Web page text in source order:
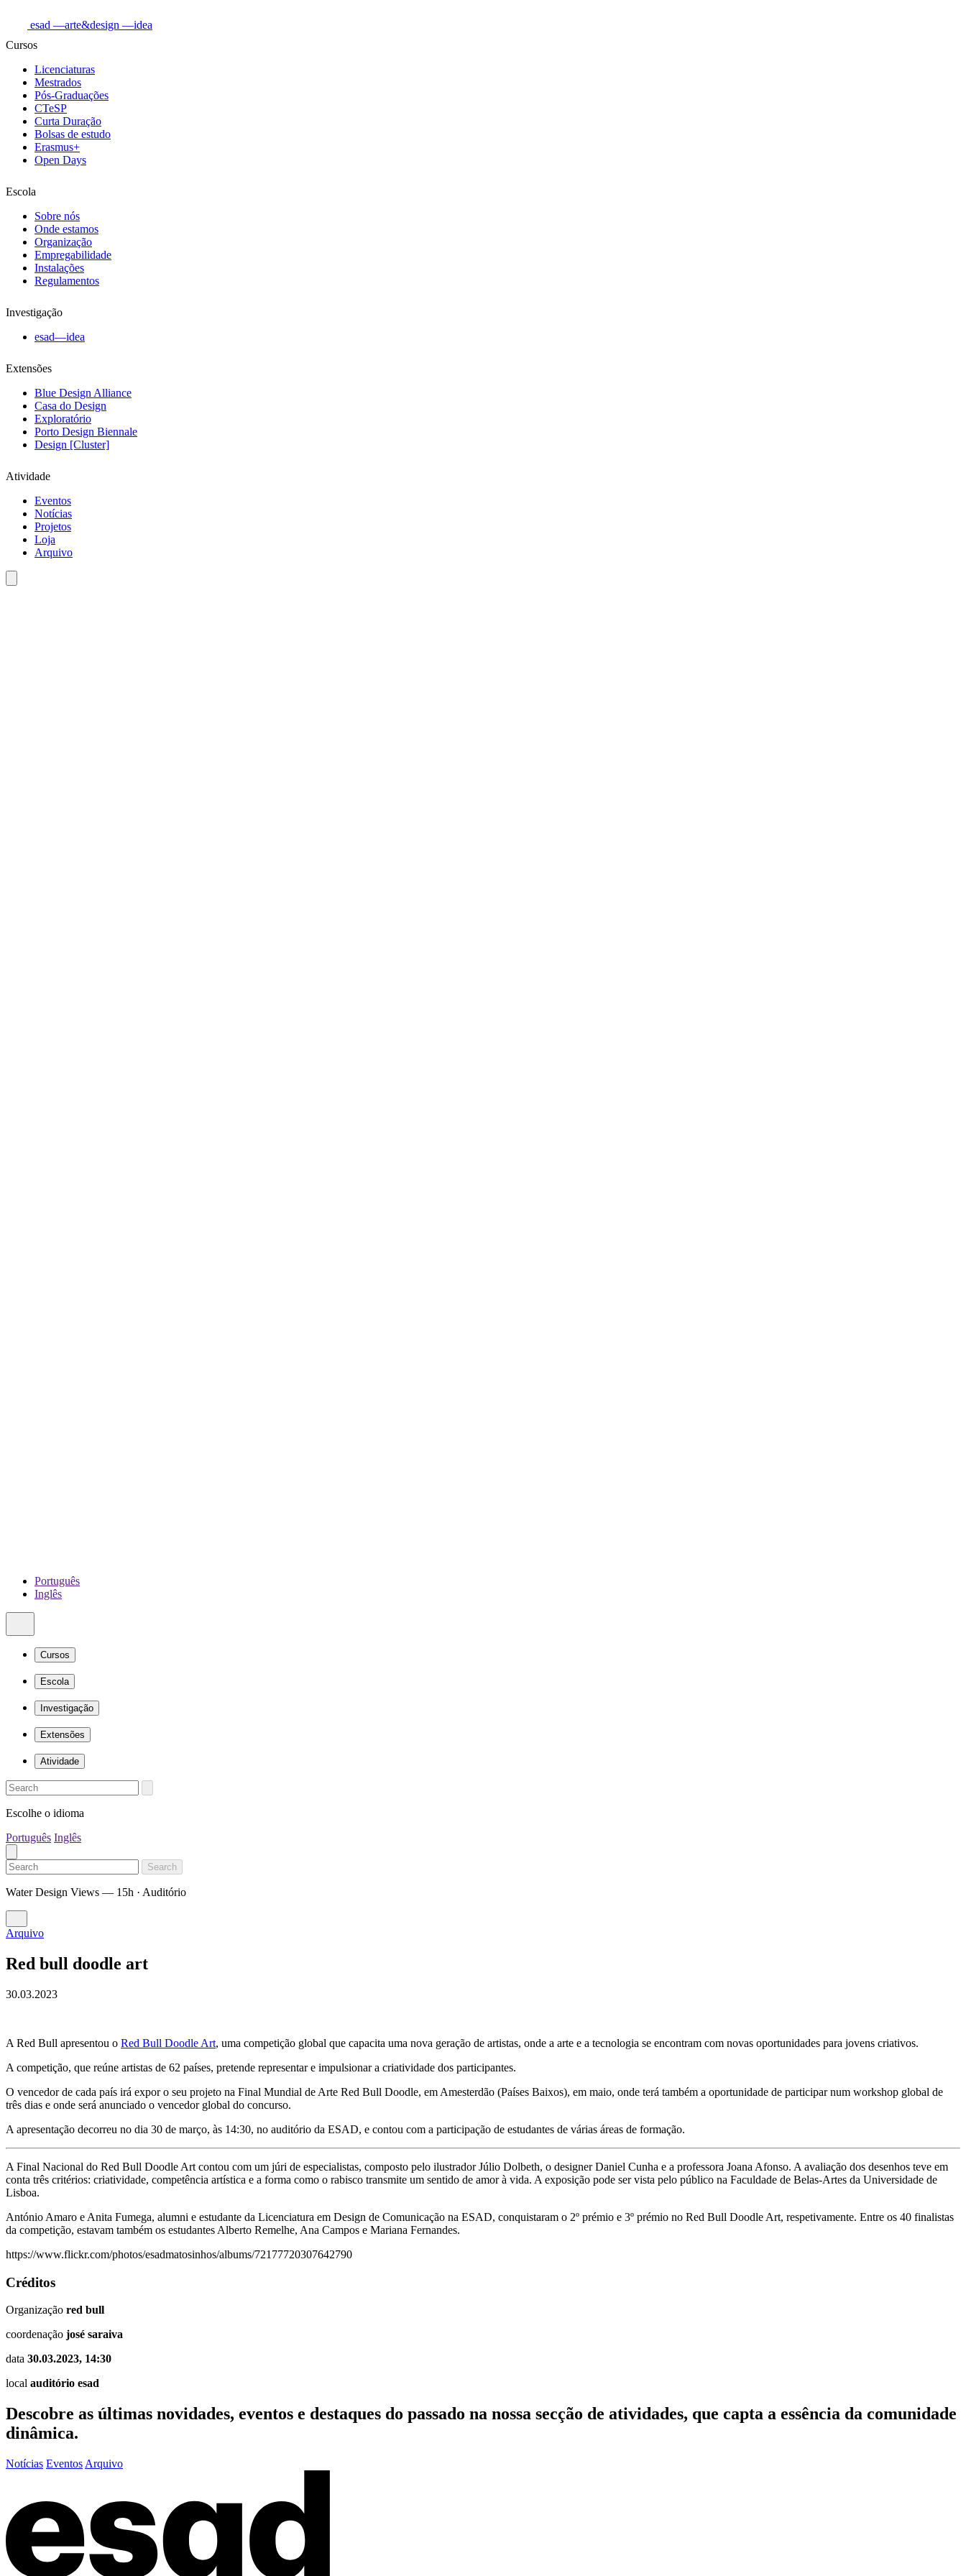
esad —arte&design —idea
Cursos
Licenciaturas
Mestrados
Pós-Graduações
CTeSP
Curta Duração
Bolsas de estudo
Erasmus+
Open Days
Escola
Sobre nós
Onde estamos
Organização
Empregabilidade
Instalações
Regulamentos
Investigação
esad—idea
Extensões
Blue Design Alliance
Casa do Design
Exploratório
Porto Design Biennale
Design [Cluster]
Atividade
Eventos
Notícias
Projetos
Loja
Arquivo
Português
Inglês
Cursos
Escola
Investigação
Extensões
Atividade
Escolhe o idioma
Português Inglês
Search
Water Design Views — 15h · Auditório
Arquivo
Red bull doodle art
30.03.2023
A Red Bull apresentou o Red Bull Doodle Art, uma competição global que capacita uma nova geração de artistas, onde a arte e a tecnologia se encontram com novas oportunidades para jovens criativos.
A competição, que reúne artistas de 62 países, pretende representar e impulsionar a criatividade dos participantes.
O vencedor de cada país irá expor o seu projeto na Final Mundial de Arte Red Bull Doodle, em Amesterdão (Países Baixos), em maio, onde terá também a oportunidade de participar num workshop global de
três dias e onde será anunciado o vencedor global do concurso.
A apresentação decorreu no dia 30 de março, às 14:30, no auditório da ESAD, e contou com a participação de estudantes de várias áreas de formação.
A Final Nacional do Red Bull Doodle Art contou com um júri de especialistas, composto pelo ilustrador Júlio Dolbeth, o designer Daniel Cunha e a professora Joana Afonso. A avaliação dos desenhos teve em
conta três critérios: criatividade, competência artística e a forma como o rabisco transmite um sentido de amor à vida. A exposição pode ser vista pelo público na Faculdade de Belas-Artes da Universidade de
Lisboa.
António Amaro e Anita Fumega, alumni e estudante da Licenciatura em Design de Comunicação na ESAD, conquistaram o 2º prémio e 3º prémio no Red Bull Doodle Art, respetivamente. Entre os 40 finalistas
da competição, estavam também os estudantes Alberto Remelhe, Ana Campos e Mariana Fernandes.
https://www.flickr.com/photos/esadmatosinhos/albums/72177720307642790
Créditos
Organização red bull
coordenação josé saraiva
data 30.03.2023, 14:30
local auditório esad
Descobre as últimas novidades, eventos e destaques do passado na nossa secção de atividades, que capta a essência da comunidade
dinâmica.
Notícias Eventos Arquivo